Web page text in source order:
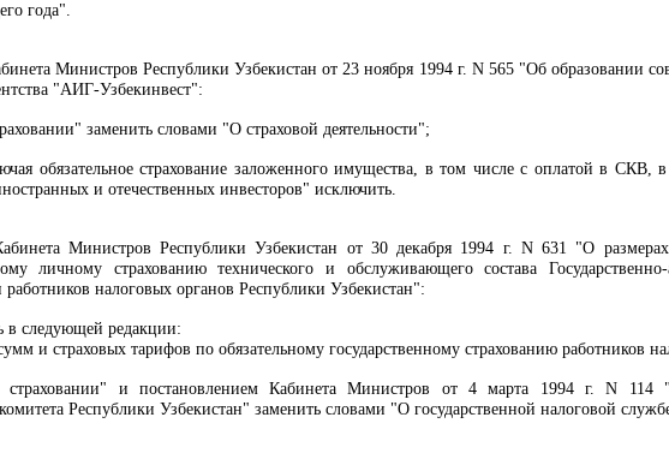
года".
Министров Республики Узбекистан от 23 ноября 1994 г. N 565 "Об образовании
"АИГ-Узбекинвест":
заменить словами "О страховой деятельности";
обязательное страхование заложенного имущества, в том числе с оплатой в СКВ,
и отечественных инвесторов" исключить.
Министров Республики Узбекистан от 30 декабря 1994 г. N 631 "О
личному страхованию технического и обслуживающего состава
налоговых органов Республики Узбекистан":
в следующей редакции:
и страховых тарифов по обязательному государственному страхованию работников
и постановлением Кабинета Министров от 4 марта 1994 г. N 114
Республики Узбекистан" заменить словами "О государственной налоговой